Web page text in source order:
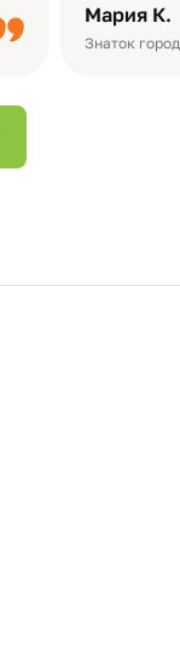
Мария К.
Знаток
видео с